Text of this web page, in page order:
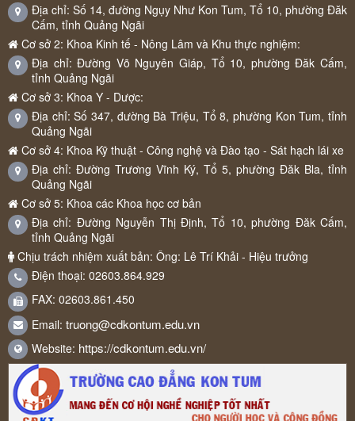
Địa chỉ: Số 14, đường Ngụy Như Kon Tum, Tổ 10, phường Đăk
Cấm, tỉnh Quảng Ngãi
Cơ sở 2: Khoa Kinh tế - Nông Lâm và Khu thực nghiệm:
Địa chỉ: Đường Võ Nguyên Giáp, Tổ 10, phường Đăk Cấm,
tỉnh Quảng Ngãi
Cơ sở 3: Khoa Y - Dược:
Địa chỉ: Số 347, đường Bà Triệu, Tổ 8, phường Kon Tum, tỉnh
Quảng Ngãi
Cơ sở 4: Khoa Kỹ thuật - Công nghệ và Đào tạo - Sát hạch lái xe
Địa chỉ: Đường Trương Vĩnh Ký, Tổ 5, phường Đăk Bla, tỉnh
Quảng Ngãi
Cơ sở 5: Khoa các Khoa học cơ bản
Địa chỉ: Đường Nguyễn Thị Định, Tổ 10, phường Đăk Cấm,
tỉnh Quảng Ngãi
Chịu trách nhiệm xuất bản: Ông: Lê Trí Khải - Hiệu trưởng
Điện thoại: 02603.864.929
FAX: 02603.861.450
Email: truong@cdkontum.edu.vn
Website: https://cdkontum.edu.vn/